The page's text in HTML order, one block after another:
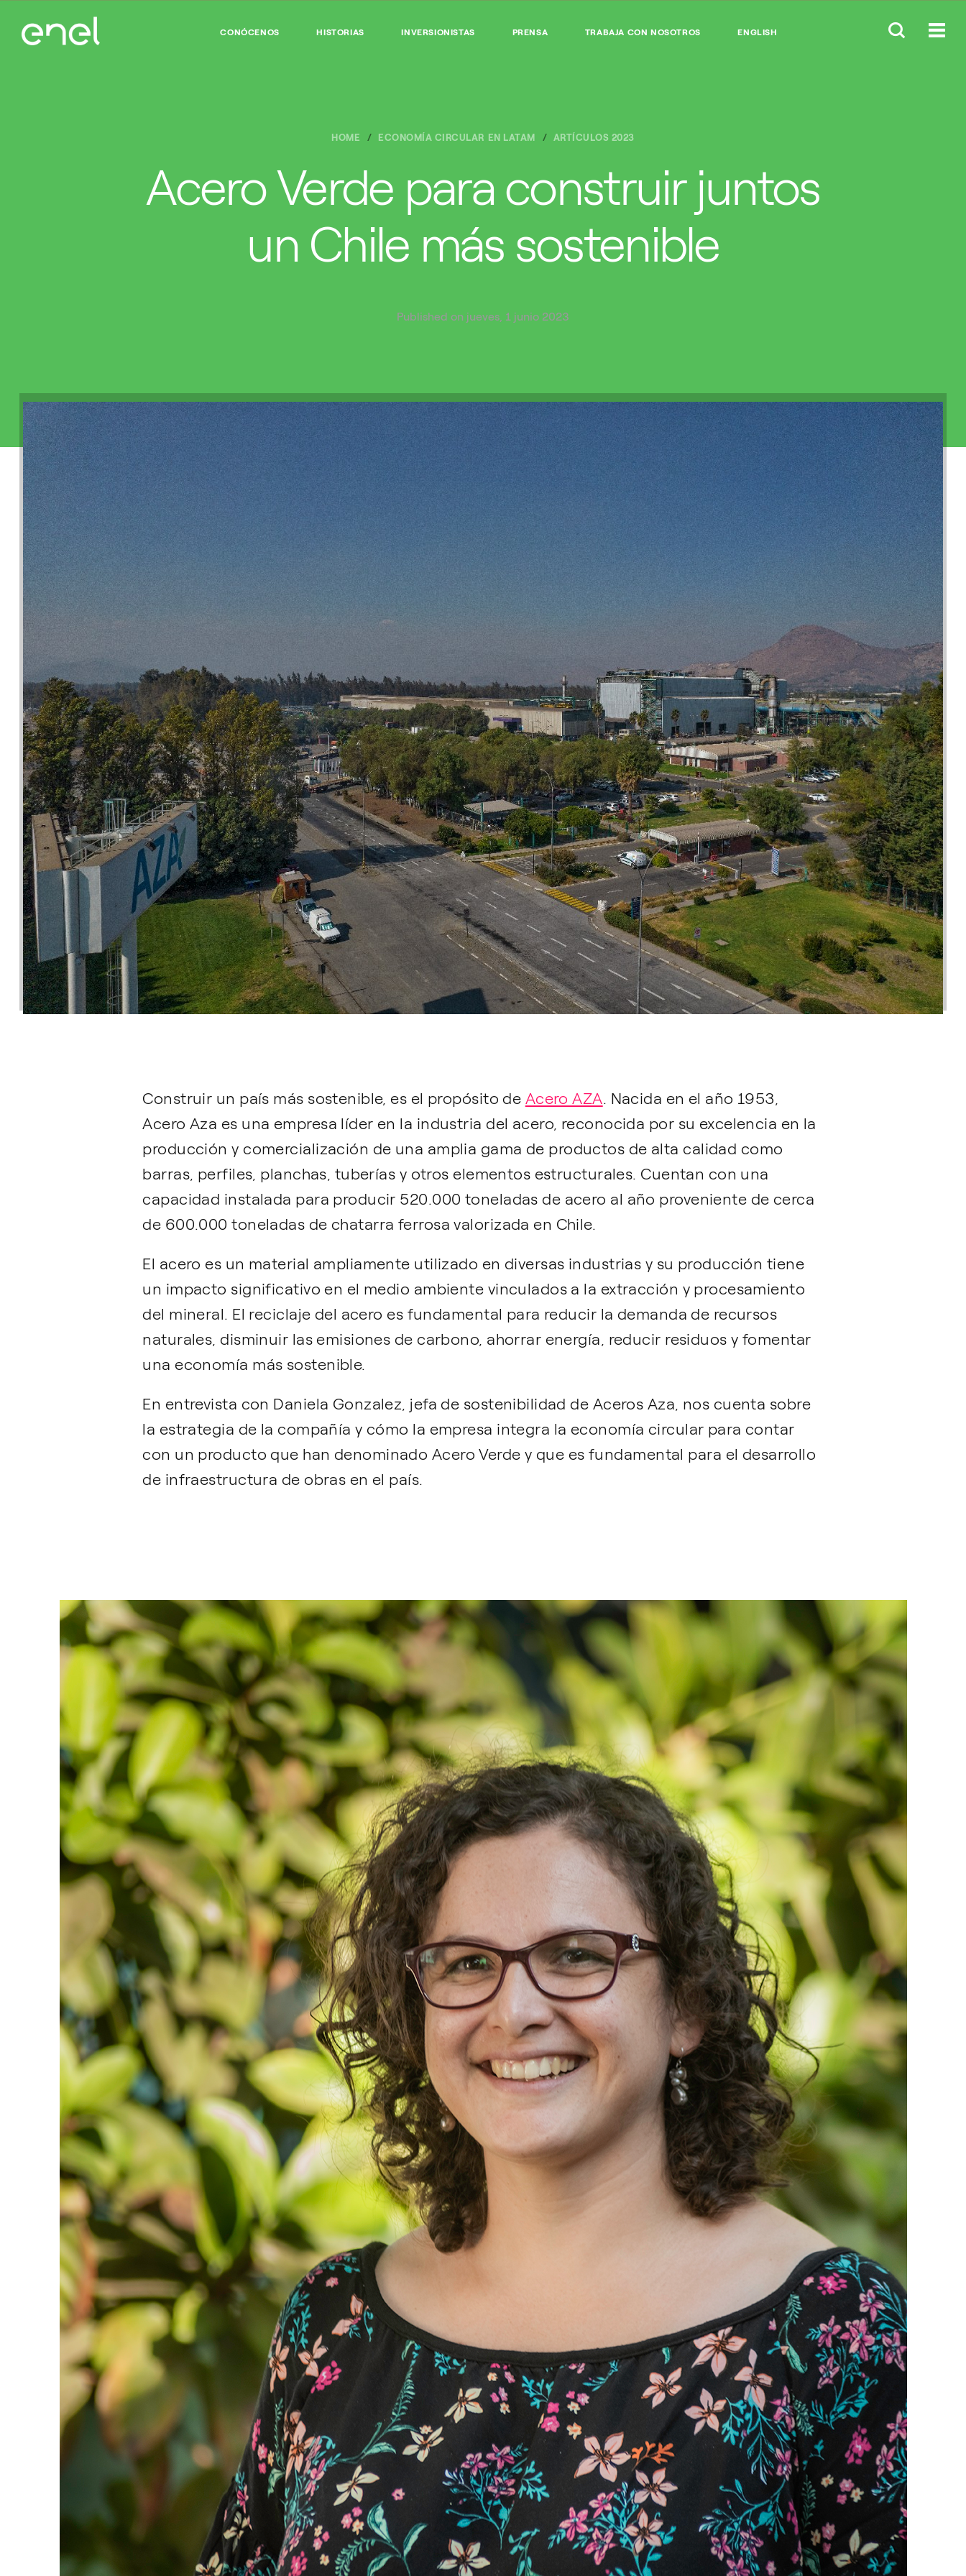
CONÓCENOS HISTORIAS INVERSIONISTAS PRENSA TRABAJA CON NOSOTROS ENGLISH
HOME ECONOMÍA CIRCULAR EN LATAM ARTÍCULOS 2023
Acero Verde para construir juntos
un Chile más sostenible
Published on jueves, 1 junio 2023
Construir un país más sostenible, es el propósito de Acero AZA. Nacida en el año 1953,
Acero Aza es una empresa líder en la industria del acero, reconocida por su excelencia en la
producción y comercialización de una amplia gama de productos de alta calidad como
barras, perfiles, planchas, tuberías y otros elementos estructurales. Cuentan con una
capacidad instalada para producir 520.000 toneladas de acero al año proveniente de cerca
de 600.000 toneladas de chatarra ferrosa valorizada en Chile.
El acero es un material ampliamente utilizado en diversas industrias y su producción tiene
un impacto significativo en el medio ambiente vinculados a la extracción y procesamiento
del mineral. El reciclaje del acero es fundamental para reducir la demanda de recursos
naturales, disminuir las emisiones de carbono, ahorrar energía, reducir residuos y fomentar
una economía más sostenible.
En entrevista con Daniela Gonzalez, jefa de sostenibilidad de Aceros Aza, nos cuenta sobre
la estrategia de la compañía y cómo la empresa integra la economía circular para contar
con un producto que han denominado Acero Verde y que es fundamental para el desarrollo
de infraestructura de obras en el país.